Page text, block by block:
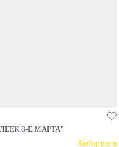
8-Е МАРТА"
Выбор цвета